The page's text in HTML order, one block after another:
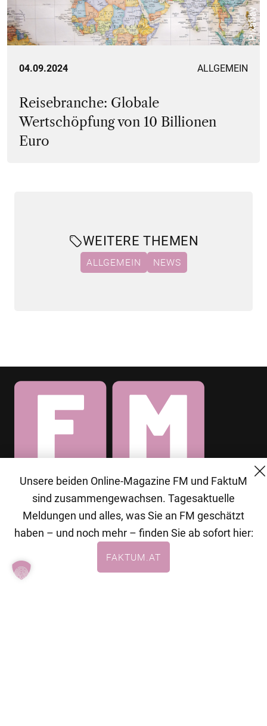
Pixabay
04.09.2024 ALLGEMEIN
Reisebranche: Globale
Wertschöpfung von 10 Billionen
Euro
WEITERE THEMEN
ALLGEMEIN NEWS
© 2026 MG Mediengruppe GmbH
MG Mediengruppe GmbH
Burgring 1/7
+43 (1) 522 14 14
Unsere beiden Online-Magazine FM und FaktuM
sind zusammengewachsen. Tagesaktuelle
Meldungen und alles, was Sie an FM geschätzt
haben – und noch mehr – finden Sie ab sofort hier:
FAKTUM.AT